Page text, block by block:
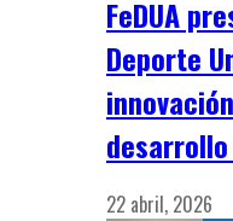
FeDUA
Deporte
22 abril, 2026